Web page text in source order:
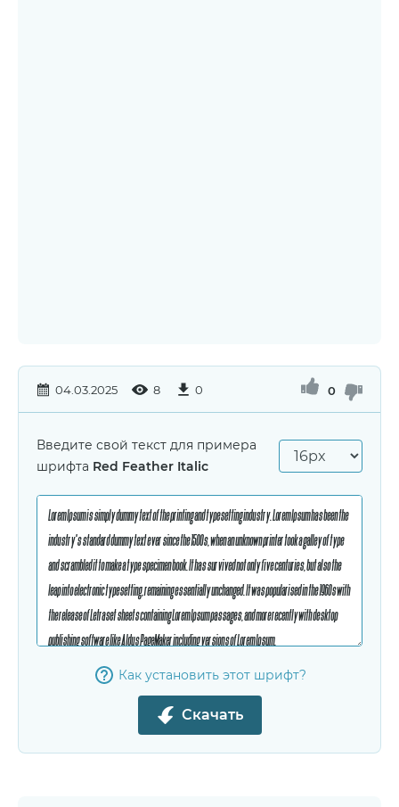
04.03.2025 8 0 0
Введите свой текст для примера
шрифта Red Feather Italic
Как установить этот шрифт?
Скачать